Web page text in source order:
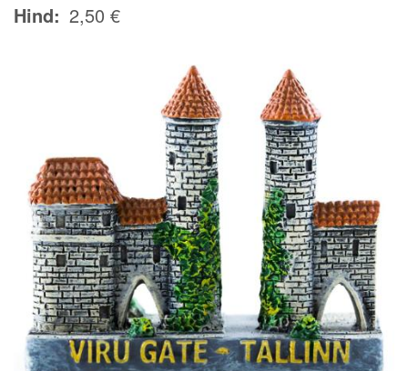
Hind 2,50 €